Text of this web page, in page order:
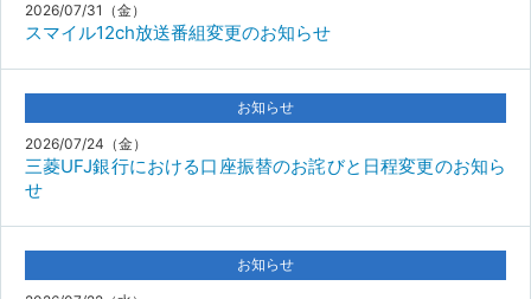
2026/07/31（金）
スマイル12ch放送番組変更のお知らせ
お知らせ
2026/07/24（金）
三菱UFJ銀行における口座振替のお詫びと日程変更のお知ら
せ
お知らせ